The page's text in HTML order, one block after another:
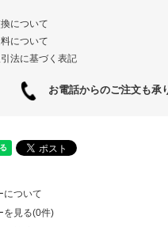
について
について
法に基づく表記
お電話からのご注文も承
について
を見る(0件)